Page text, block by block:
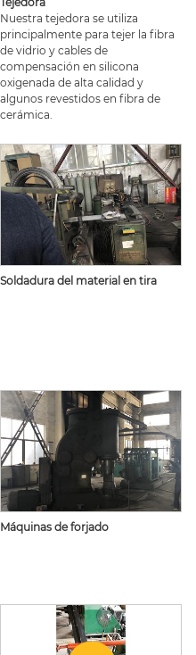
Nuestra tejedora se utiliza
principalmente para tejer la fibra
de vidrio y cables de
compensación en silicona
oxigenada de alta calidad y
algunos revestidos en fibra de
cerámica.
Soldadura del material en tira
Máquinas de forjado